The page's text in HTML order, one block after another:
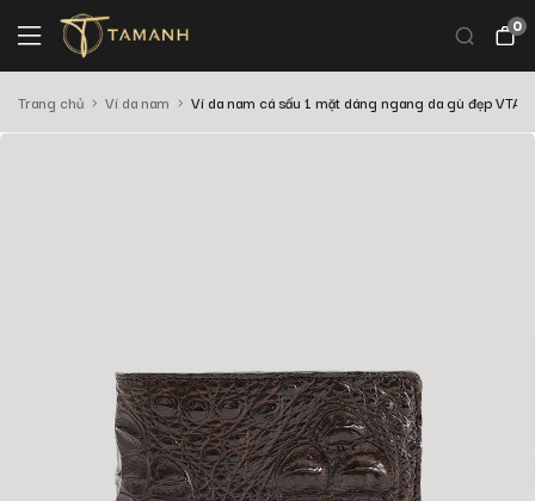
0
Trang chủ Ví da nam Ví da nam cá sấu 1 mặt dáng ngang da gù đẹp